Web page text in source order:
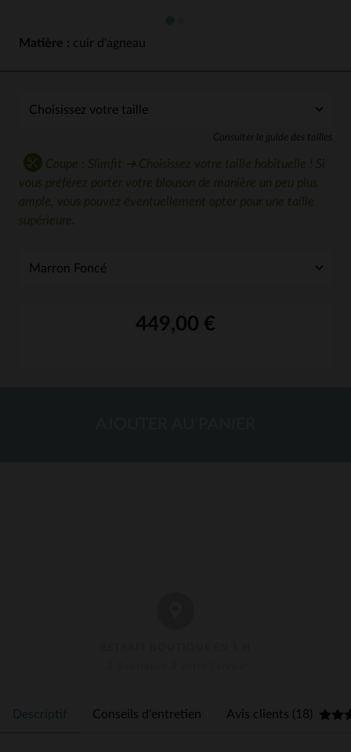
Matière : cuir d'agneau
Consulter le guide des tailles
Coupe : Slimfit ➔ Choisissez votre taille habituelle ! Si
vous préférez porter votre blouson de manière un peu plus
ample, vous pouvez éventuellement opter pour une taille
supérieure.
449,00 €
Descriptif Conseils d'entretien Avis clients (18)